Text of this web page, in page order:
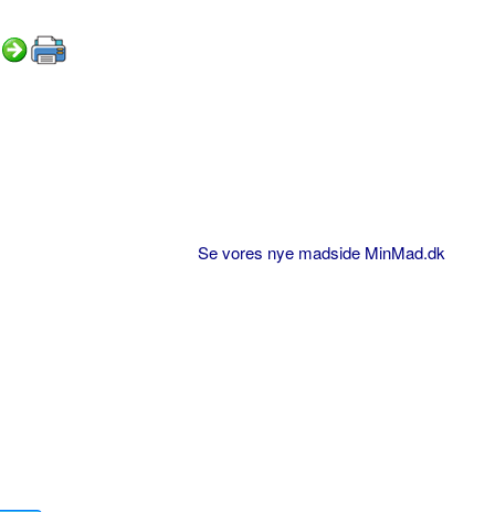
Se vores nye madside MinMad.dk